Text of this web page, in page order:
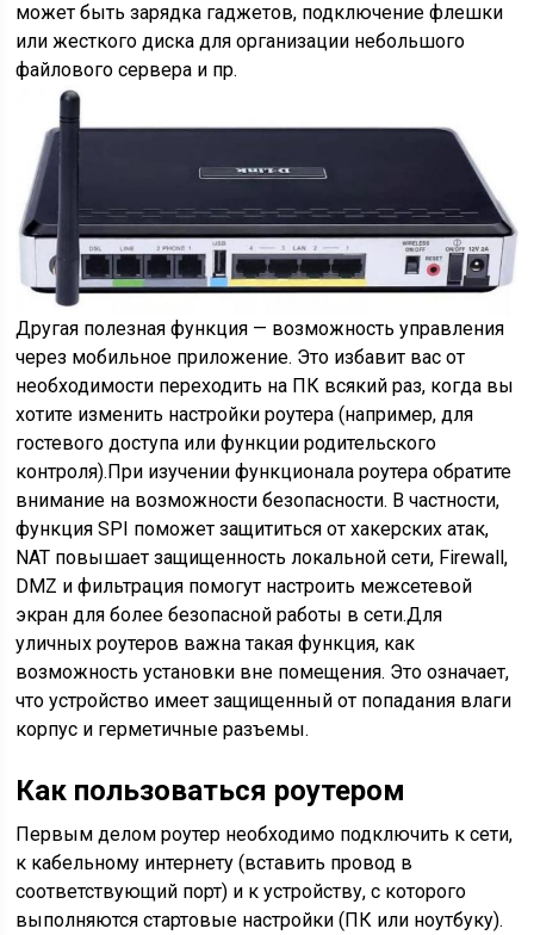
может быть зарядка гаджетов, подключение флешки
или жесткого диска для организации небольшого
файлового сервера и пр.
Другая полезная функция — возможность управления
через мобильное приложение. Это избавит вас от
необходимости переходить на ПК всякий раз, когда вы
хотите изменить настройки роутера (например, для
гостевого доступа или функции родительского
контроля).При изучении функционала роутера обратите
внимание на возможности безопасности. В частности,
функция SPI поможет защититься от хакерских атак,
NAT повышает защищенность локальной сети, Firewall,
DMZ и фильтрация помогут настроить межсетевой
экран для более безопасной работы в сети.Для
уличных роутеров важна такая функция, как
возможность установки вне помещения. Это означает,
что устройство имеет защищенный от попадания влаги
корпус и герметичные разъемы.
Как пользоваться роутером
Первым делом роутер необходимо подключить к сети,
к кабельному интернету (вставить провод в
соответствующий порт) и к устройству, с которого
выполняются стартовые настройки (ПК или ноутбуку).